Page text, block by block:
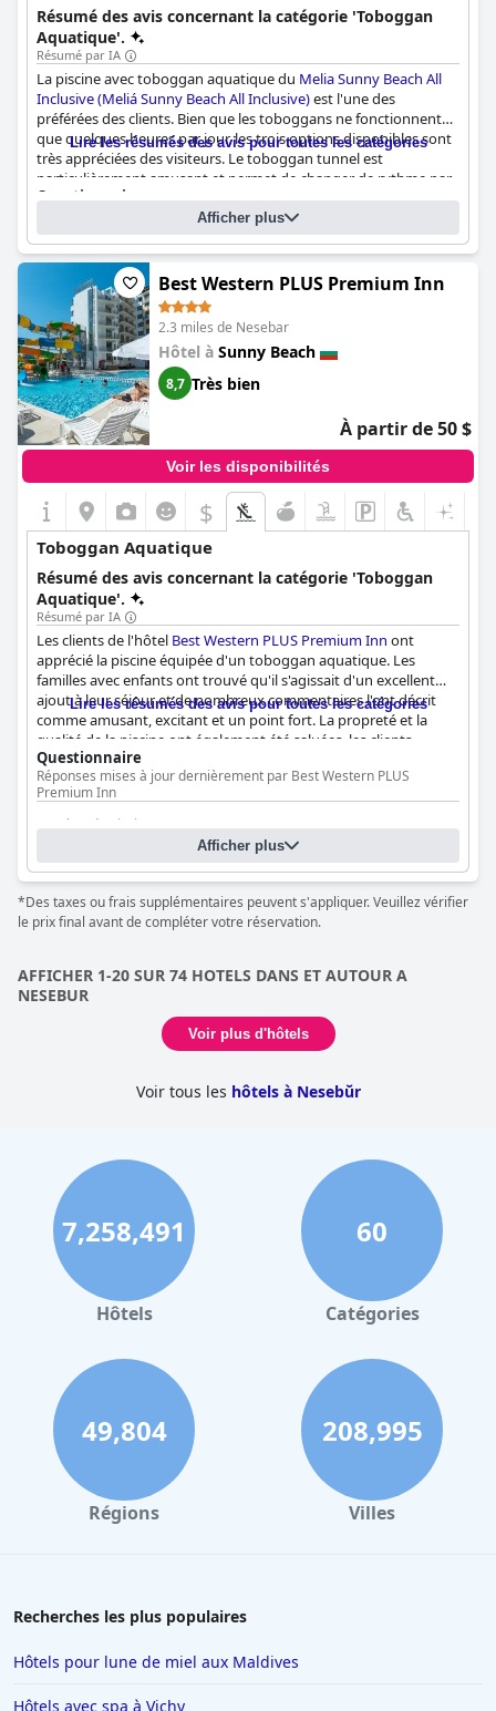
garantissant commodité et divertissement pour toute la famille.
Résumé des avis concernant la catégorie 'Toboggan
Aquatique'.
Résumé par IA
La piscine avec toboggan aquatique du Melia Sunny Beach All
Inclusive (Meliá Sunny Beach All Inclusive)est l'une des
préférées des clients. Bien que les toboggans ne fonctionnent
que quelques heures par jour, les trois options disponibles sont
très appréciées des visiteurs. Le toboggan tunnel est
particulièrement amusant et permet de changer de rythme par
rapport aux activités habituelles de la piscine. Certains
commentaires indiquent que les toboggans n'étaient pas
ouverts pendant leur séjour, mais dans l'ensemble, les clients
semblent apprécier la piscine avec toboggan aquatique de cet
Lire les résumés des avis pour toutes les catégories
Questionnaire
Réponses mises à jour dernièrement par Melia Sunny Beach All
Inclusive (Meliá Sunny Beach All Inclusive)
Nombre de piscines 8
Piscine 1 information
Nom de la piscine : Main Pool A
Emplacement de la piscine:
Piscine extérieure
Afficher plus
Best Western PLUS Premium Inn
2.3 miles de Nesebar
Hôtel à Sunny Beach
8,7 Très bien
À partir de 50 $
Voir les disponibilités
$
Toboggan Aquatique
Résumé des avis concernant la catégorie 'Toboggan
Aquatique'.
Résumé par IA
Les clients de l'hôtel Best Western PLUS Premium Inn ont
apprécié la piscine équipée d'un toboggan aquatique. Les
familles avec enfants ont trouvé qu'il s'agissait d'un excellent
ajout à leur séjour et de nombreux commentaires l'ont décrit
comme amusant, excitant et un point fort. La propreté et la
qualité de la piscine ont également été saluées, les clients
appréciant les efforts déployés pour l'entretenir. Cependant,
certains clients ont été déçus par l'absence de piscine, alors
vérifiez bien avant de réserver si c'est une caractéristique
importante pour vous. Dans l'ensemble, le toboggan aquatique
et la piscine de l'hôtel ont été appréciés par de nombreux
clients, qui ont été agréablement surpris par le plaisir
supplémentaire qu'ils ont apporté à leur séjour.
Lire les résumés des avis pour toutes les catégories
Questionnaire
Réponses mises à jour dernièrement par Best Western PLUS
Premium Inn
Nombre de piscines 2
Piscine 1 information
Nom de la piscine : Adults Pool
Emplacement de la piscine:
Afficher plus
*Des taxes ou frais supplémentaires peuvent s'appliquer. Veuillez vérifier
le prix final avant de compléter votre réservation.
AFFICHER 1-20 SUR 74 HOTELS DANS ET AUTOUR A
NESEBUR
Voir plus d'hôtels
Voir tous les hôtels à Nesebŭr
7,258,491
Hôtels
60
Catégories
49,804
Régions
208,995
Villes
Recherches les plus populaires
Hôtels pour lune de miel aux Maldives
Hôtels avec spa à Vichy